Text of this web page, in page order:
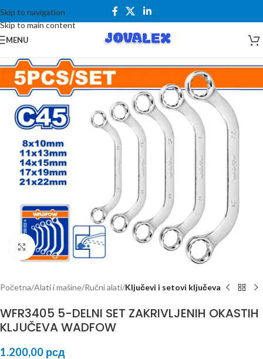
Skip to navigation
Skip to main content
MENU
Kliknite za uvećanje
Početna Alati i mašine Ručni alati Ključevi i setovi ključeva
WFR3405 5-DELNI SET ZAKRIVLJENIH OKASTIH
KLJUČEVA WADFOW
1.200,00 рсд